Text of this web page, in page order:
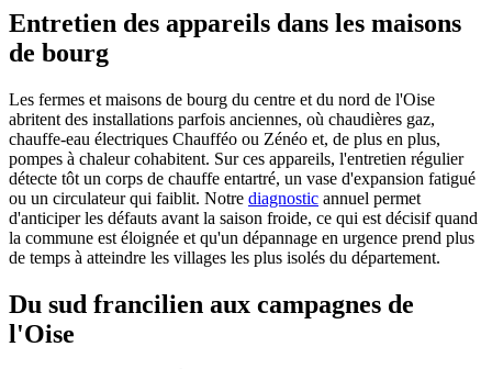
Entretien des appareils dans les maisons
de bourg
Les fermes et maisons de bourg du centre et du nord de l'Oise
abritent des installations parfois anciennes, où chaudières gaz,
chauffe-eau électriques Chaufféo ou Zénéo et, de plus en plus,
pompes à chaleur cohabitent. Sur ces appareils, l'entretien régulier
détecte tôt un corps de chauffe entartré, un vase d'expansion fatigué
ou un circulateur qui faiblit. Notre diagnostic annuel permet
d'anticiper les défauts avant la saison froide, ce qui est décisif quand
la commune est éloignée et qu'un dépannage en urgence prend plus
de temps à atteindre les villages les plus isolés du département.
Du sud francilien aux campagnes de
l'Oise